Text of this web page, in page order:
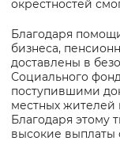
окрестностей
Благодаря
бизнеса,
доставлены в
Социального
поступившими
местных жителей
Благодаря этому
высокие выплаты